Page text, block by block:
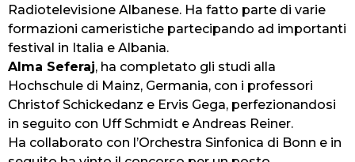
Radiotelevisione Albanese. Ha fatto parte di varie
formazioni cameristiche partecipando ad importanti
festival in Italia e Albania.
Alma Seferaj, ha completato gli studi alla
Hochschule di Mainz, Germania, con i professori
Christof Schickedanz e Ervis Gega, perfezionandosi
in seguito con Uff Schmidt e Andreas Reiner.
Ha collaborato con l’Orchestra Sinfonica di Bonn e in